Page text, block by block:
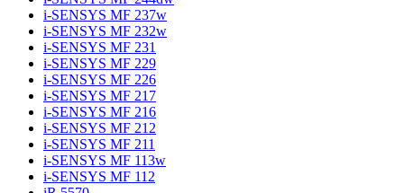
i-SENSYS MF 237w
i-SENSYS MF 232w
i-SENSYS MF 231
i-SENSYS MF 229
i-SENSYS MF 226
i-SENSYS MF 217
i-SENSYS MF 216
i-SENSYS MF 212
i-SENSYS MF 211
i-SENSYS MF 113w
i-SENSYS MF 112